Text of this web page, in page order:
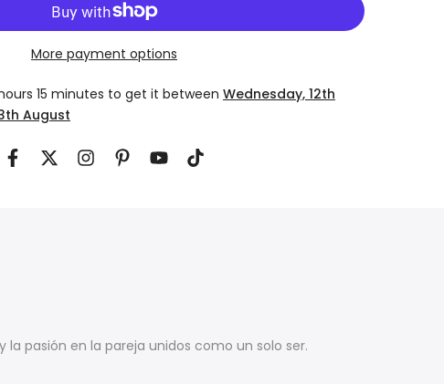
More payment options
15 minutes to get it between Wednesday, 12th
August
pasión en la pareja unidos como un solo ser.